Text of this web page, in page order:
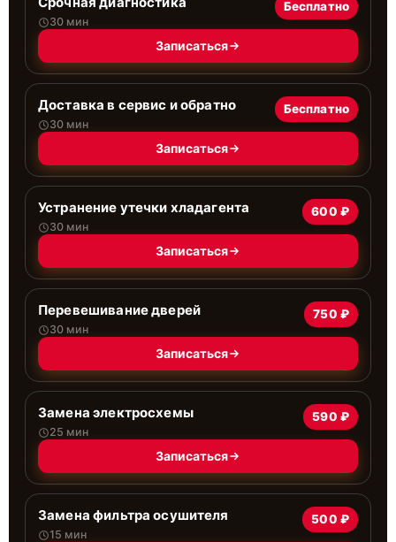
30 мин
Бесплатно
Записаться
Доставка в сервис и обратно
30 мин
Бесплатно
Записаться
Устранение утечки хладагента
30 мин
600 ₽
Записаться
Перевешивание дверей
30 мин
750 ₽
Записаться
Замена электросхемы
25 мин
590 ₽
Записаться
Замена фильтра осушителя
15 мин
500 ₽